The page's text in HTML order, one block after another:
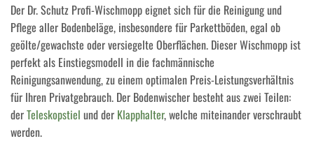
Der Dr. Schutz Profi-Wischmopp eignet sich für die Reinigung und
Pflege aller Bodenbeläge, insbesondere für Parkettböden, egal ob
geölte/gewachste oder versiegelte Oberflächen. Dieser Wischmopp ist
perfekt als Einstiegsmodell in die fachmännische
Reinigungsanwendung, zu einem optimalen Preis-Leistungsverhältnis
für Ihren Privatgebrauch. Der Bodenwischer besteht aus zwei Teilen:
derTeleskopstiel und der Klapphalter, welche miteinander verschraubt
werden.